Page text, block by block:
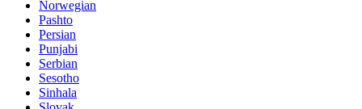
Norwegian
Pashto
Persian
Punjabi
Serbian
Sesotho
Sinhala